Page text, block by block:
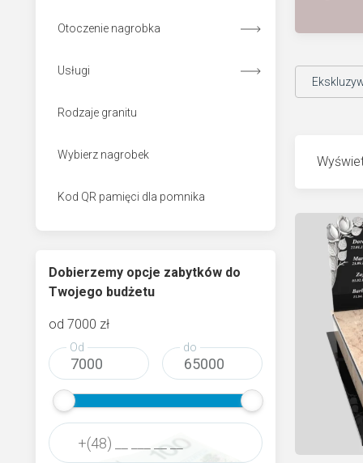
Otoczenie nagrobka
Usługi
Rodzaje granitu
Wybierz nagrobek
Kod QR pamięci dla pomnika
Dobierzemy opcje zabytków do
Twojego budżetu
od 7000 zł
Od do